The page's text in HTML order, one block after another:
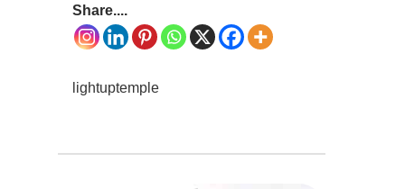
Share....
lightuptemple